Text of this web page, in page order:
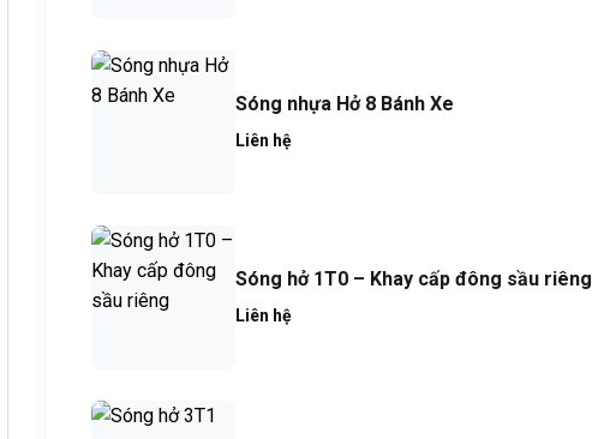
Sóng nhựa Hở 8 Bánh Xe
Liên hệ
Sóng hở 1T0 – Khay cấp đông sầu riêng
Liên hệ